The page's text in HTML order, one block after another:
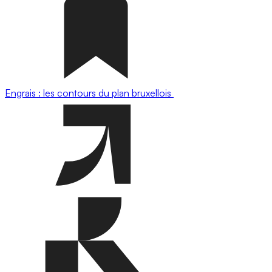
Engrais : les contours du plan bruxellois